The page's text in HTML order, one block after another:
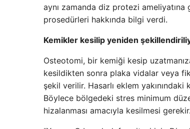
aynı zamanda diz protezi
prosedürleri hakkında bilgi verdi.
Kemikler kesilip yeniden
Osteotomi, bir kemiği kesip
kesildikten sonra plaka vidalar veya
şekil verilir. Hasarlı eklem
Böylece bölgedeki stres minimum
hizalanması amacıyla kesilmesi